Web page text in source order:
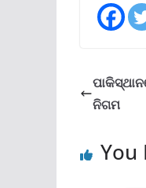
ନିଗମ
You